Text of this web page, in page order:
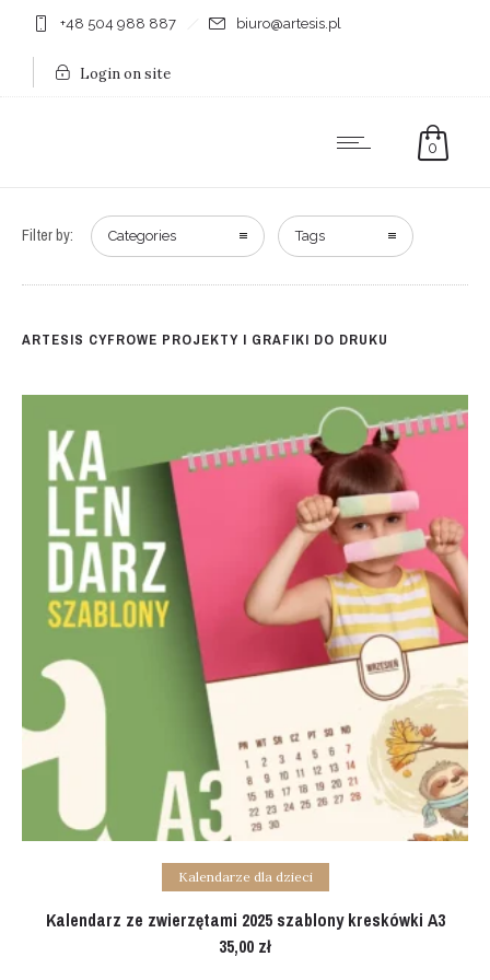
+48 504 988 887 biuro@artesis.pl
Login on site
0
Filter by: Categories Tags
ARTESIS CYFROWE PROJEKTY I GRAFIKI DO DRUKU
Add to cart
Kalendarze dla dzieci
Kalendarz ze zwierzętami 2025 szablony kreskówki A3
35,00 zł